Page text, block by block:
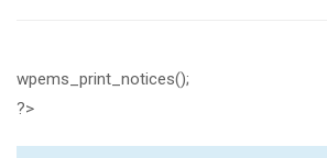
wpems_print_notices();
?>